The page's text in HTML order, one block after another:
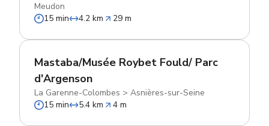
Meudon
15 min
4.2 km 29 m
Mastaba/Musée Roybet Fould/ Parc
d'Argenson
La Garenne-Colombes > Asnières-sur-Seine
15 min
5.4 km 4 m